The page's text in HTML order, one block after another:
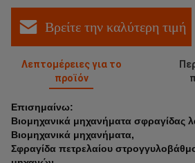
Βρείτε την καλύτερη τιμή
Λεπτομέρειες για το
προϊόν
Επισημαίνω:
Βιομηχανικά μηχανήματα σφραγίδας
Βιομηχανικά μηχανήματα,
Σφραγίδα πετρελαίου